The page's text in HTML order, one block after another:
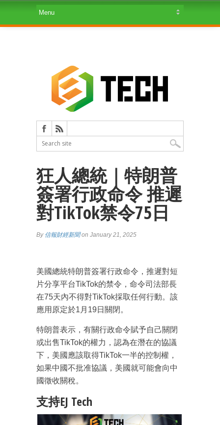
狂人總統｜特朗普
簽署行政命令 推遲
對TikTok禁令75日
By 信報財經新聞on January 21, 2025
美國總統特朗普簽署行政命令，推遲對短
片分享平台TikTok的禁令，命令司法部長
在75天內不得對TikTok採取任何行動。該
應用原定於1月19日關閉。
特朗普表示，有關行政命令賦予自己關閉
或出售TikTok的權力，認為在潛在的協議
下，美國應該取得TikTok一半的控制權，
如果中國不批准協議，美國就可能會向中
國徵收關稅。
支持EJ Tech